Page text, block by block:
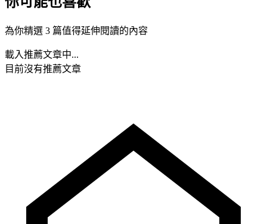
為你精選 3 篇值得延伸閱讀的內容
載入推薦文章中...
目前沒有推薦文章